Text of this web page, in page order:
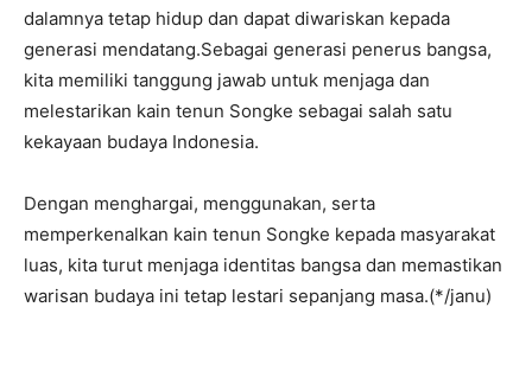
dalamnya tetap hidup dan dapat diwariskan kepada
generasi mendatang.Sebagai generasi penerus bangsa,
kita memiliki tanggung jawab untuk menjaga dan
melestarikan kain tenun Songke sebagai salah satu
kekayaan budaya Indonesia.
Dengan menghargai, menggunakan, serta
memperkenalkan kain tenun Songke kepada masyarakat
luas, kita turut menjaga identitas bangsa dan memastikan
warisan budaya ini tetap lestari sepanjang masa.(*/janu)